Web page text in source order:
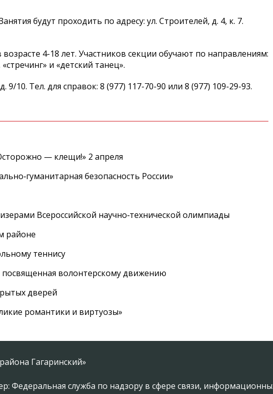
будут проходить по адресу: ул. Строителей, д. 4, к. 7.
4-18 лет. Участников секции обучают по направлениям:
и «детский танец».
10. Тел. для справок: 8 (977) 117-70-90 или 8 (977) 109-29-93.
— клещи!» 2 апреля
безопасность России»
Всероссийской научно‑технической олимпиады
районе
теннису
волонтерскому движению
дверей
романтики и виртуозы»
Гагаринский»
Федеральная служба по надзору в сфере связи,